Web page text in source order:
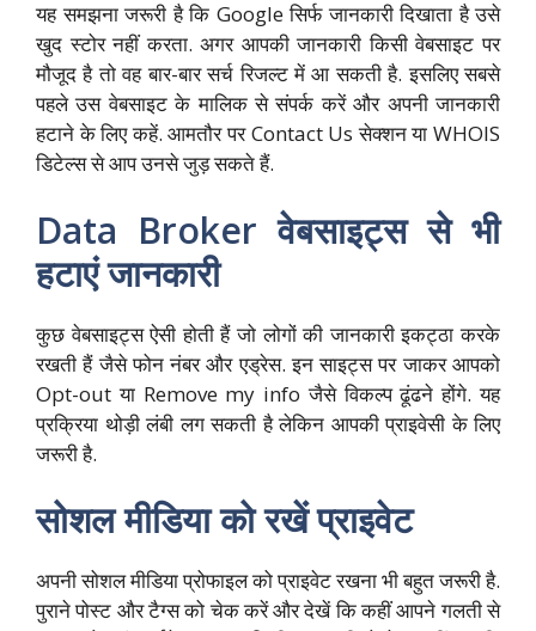
यह समझना जरूरी है कि Google सिर्फ जानकारी दिखाता है उसे
खुद स्टोर नहीं करता. अगर आपकी जानकारी किसी वेबसाइट पर
मौजूद है तो वह बार-बार सर्च रिजल्ट में आ सकती है. इसलिए सबसे
पहले उस वेबसाइट के मालिक से संपर्क करें और अपनी जानकारी
हटाने के लिए कहें. आमतौर पर Contact Us सेक्शन या WHOIS
डिटेल्स से आप उनसे जुड़ सकते हैं.
Data Broker वेबसाइट्स से भी
हटाएं जानकारी
कुछ वेबसाइट्स ऐसी होती हैं जो लोगों की जानकारी इकट्ठा करके
रखती हैं जैसे फोन नंबर और एड्रेस. इन साइट्स पर जाकर आपको
Opt-out या Remove my info जैसे विकल्प ढूंढने होंगे. यह
प्रक्रिया थोड़ी लंबी लग सकती है लेकिन आपकी प्राइवेसी के लिए
जरूरी है.
सोशल मीडिया को रखें प्राइवेट
अपनी सोशल मीडिया प्रोफाइल को प्राइवेट रखना भी बहुत जरूरी है.
पुराने पोस्ट और टैग्स को चेक करें और देखें कि कहीं आपने गलती से